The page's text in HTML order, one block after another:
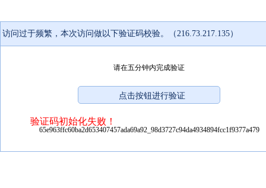
访问过于频繁，本次访问做以下验证码校验。（216.73.217.135）
请在五分钟内完成验证
验证码初始化失败！
65e963ffc60ba2d653407457ada69a92_98d3727c94da4934894fcc1f9377a479